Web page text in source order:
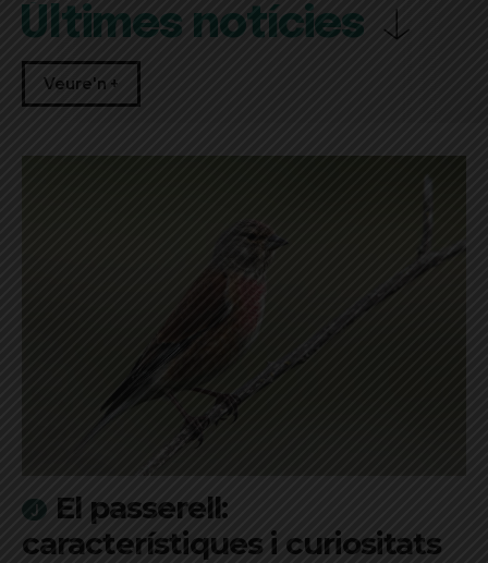
Últimes notícies
Veure'n +
El passerell:
característiques i curiositats